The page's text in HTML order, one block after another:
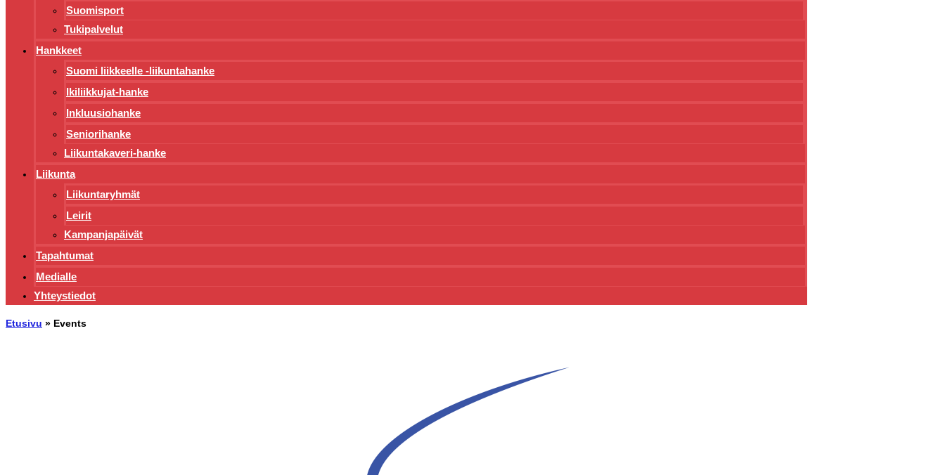
Suomisport
Tukipalvelut
Hankkeet
Suomi liikkeelle -liikuntahanke
Ikiliikkujat-hanke
Inkluusiohanke
Seniorihanke
Liikuntakaveri-hanke
Liikunta
Liikuntaryhmät
Leirit
Kampanjapäivät
Tapahtumat
Medialle
Yhteystiedot
Etusivu » Events